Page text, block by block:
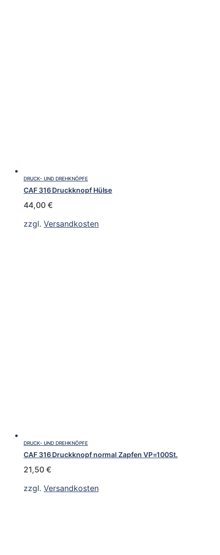
DRUCK- UND DREHKNÖPFE
CAF 316 Druckknopf Hülse
44,00 €
zzgl. Versandkosten
DRUCK- UND DREHKNÖPFE
CAF 316 Druckknopf normal Zapfen VP=100St.
21,50 €
zzgl. Versandkosten